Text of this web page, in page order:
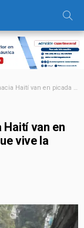
a la inestabilidad que vive la vecina nación
van en
vive la